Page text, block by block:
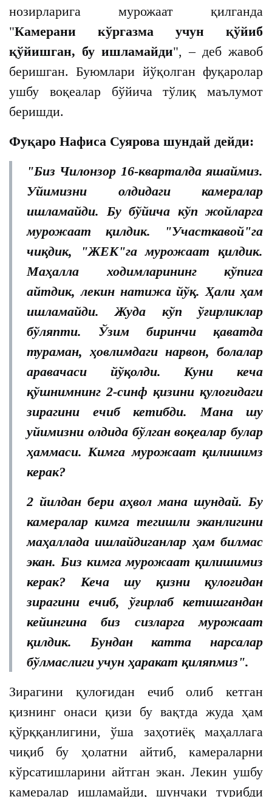
нозирларига мурожаат қилганда
"Камерани кўргазма учун қўйиб
қўйишган, бу ишламайди", – деб жавоб
беришган. Буюмлари йўқолган фуқаролар
ушбу воқеалар бўйича тўлиқ маълумот
беришди.
Фуқаро Нафиса Суярова шундай дейди:
"Биз Чилонзор 16-кварталда яшаймиз.
Уйимизни олдидаги камералар
ишламайди. Бу бўйича кўп жойларга
мурожаат қилдик. "Участкавой"га
чиқдик, "ЖЕК"га мурожаат қилдик.
Маҳалла ходимларининг кўпига
айтдик, лекин натижа йўқ. Ҳали ҳам
ишламайди. Жуда кўп ўғирликлар
бўляпти. Ўзим биринчи қаватда
тураман, ҳовлимдаги нарвон, болалар
аравачаси йўқолди. Куни кеча
қўшнимнинг 2-синф қизини қулоғидаги
зирагини ечиб кетибди. Мана шу
уйимизни олдида бўлган воқеалар булар
ҳаммаси. Кимга мурожаат қилишимз
керак?
2 йилдан бери аҳвол мана шундай. Бу
камералар кимга тегишли эканлигини
маҳаллада ишлайдиганлар ҳам билмас
экан. Биз кимга мурожаат қилишимиз
керак? Кеча шу қизни қулоғидан
зирагини ечиб, ўғирлаб кетишгандан
кейингина биз сизларга мурожаат
қилдик. Бундан катта нарсалар
бўлмаслиги учун ҳаракат қиляпмиз".
Зирагини қулоғидан ечиб олиб кетган
қизнинг онаси қизи бу вақтда жуда ҳам
қўрққанлигини, ўша заҳотиёқ маҳаллага
чиқиб бу ҳолатни айтиб, камераларни
кўрсатишларини айтган экан. Лекин ушбу
камералар ишламайди, шунчаки турибди